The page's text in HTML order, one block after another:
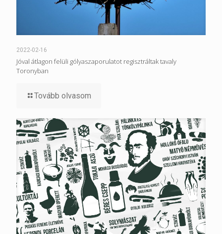
2022-02-16
Jóval átlagon felüli gólyaszaporulatot regisztráltak tavaly
Toronyban
Tovább olvasom